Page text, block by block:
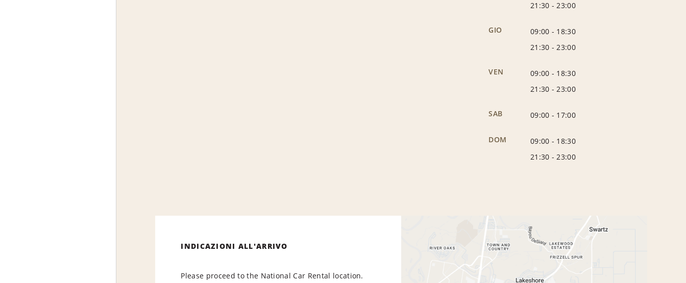
21:30 -23:00
GIO 09:00 - 18:30
21:30 -23:00
VEN 09:00 - 18:30
21:30 -23:00
SAB 09:00 - 17:00
DOM 09:00 - 18:30
21:30 -23:00
INDICAZIONI ALL'ARRIVO
Please proceed to the National Car Rental location.